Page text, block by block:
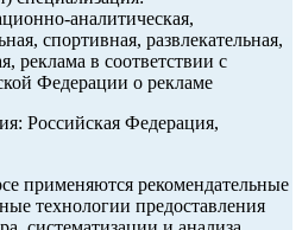
аналитическая,
спортивная, развлекательная,
реклама в соответствии с
Федерации о рекламе
Российская Федерация,
применяются рекомендательные
технологии предоставления